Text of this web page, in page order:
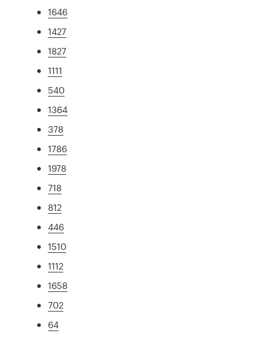
1646
1427
1827
1111
540
1364
378
1786
1978
718
812
446
1510
1112
1658
702
64